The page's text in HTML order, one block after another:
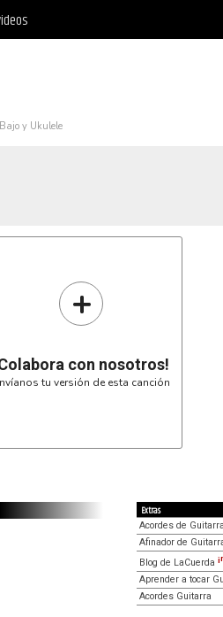
y Ukulele
+
con nosotros!
tu versión de esta canción
Extras
Acordes de Guitarra
Afinador de
Blog de LaCuerda
Aprender a tocar
Acordes Guitarra